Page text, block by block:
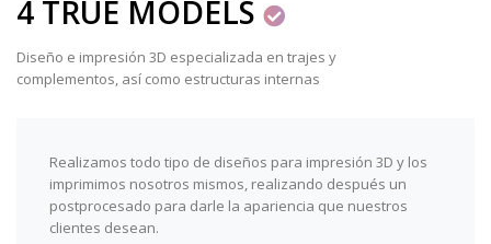
4 TRUE MODELS
Diseño e impresión 3D especializada en trajes y
complementos, así como estructuras internas
Realizamos todo tipo de diseños para impresión 3D y los
imprimimos nosotros mismos, realizando después un
postprocesado para darle la apariencia que nuestros
clientes desean.